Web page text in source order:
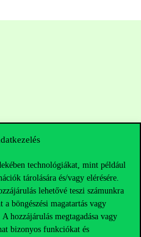
technológiákat, mint például
tárolására és/vagy elérésére.
lehetővé teszi számunkra
böngészési magatartás vagy
hozzájárulás megtagadása vagy
bizonyos funkciókat és